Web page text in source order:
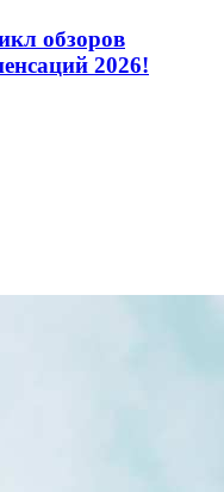
обзоров
2026!